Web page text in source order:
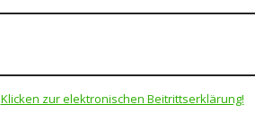
Klicken zur elektronischen Beitrittserklärung!